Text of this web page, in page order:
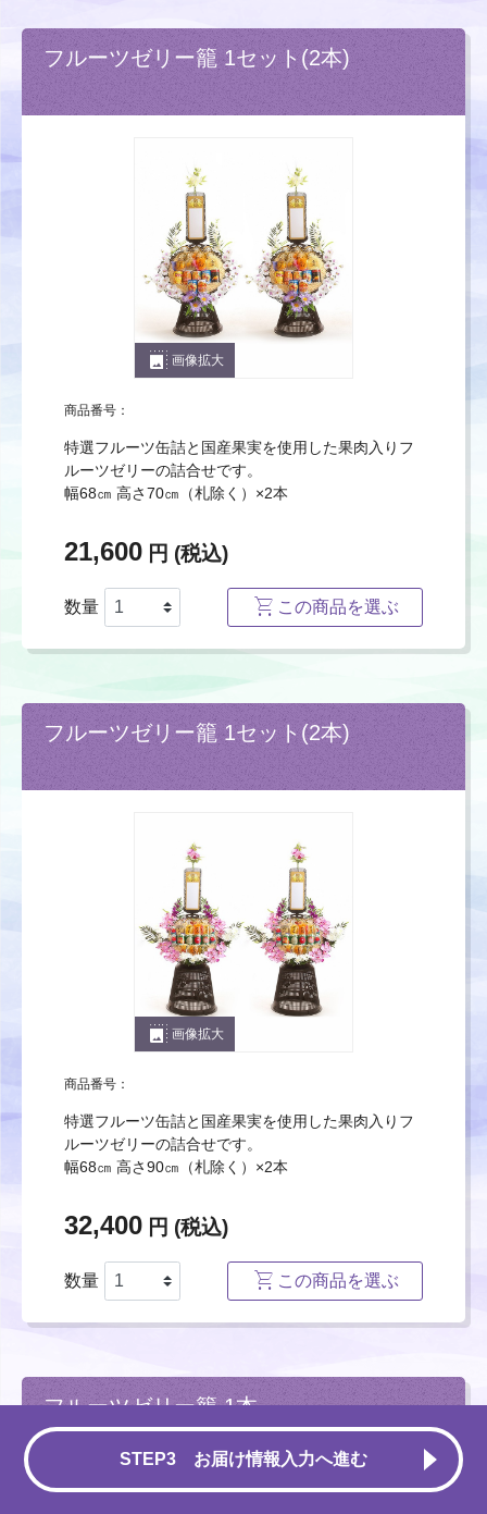
フルーツゼリー籠 1セット(2本)
photo_size_select_large 画像拡大
商品番号：
特選フルーツ缶詰と国産果実を使用した果肉入りフ
ルーツゼリーの詰合せです。
幅68㎝ 高さ70㎝（札除く）×2本
21,600 円 (税込)
数量 この商品を選ぶ
フルーツゼリー籠 1セット(2本)
photo_size_select_large 画像拡大
商品番号：
特選フルーツ缶詰と国産果実を使用した果肉入りフ
ルーツゼリーの詰合せです。
幅68㎝ 高さ90㎝（札除く）×2本
32,400 円 (税込)
数量 この商品を選ぶ
フルーツゼリー籠 1本
STEP3 お届け情報入力へ進む